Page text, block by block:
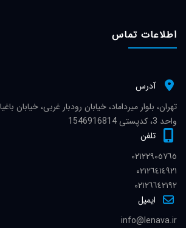
اطلاعات تماس
آدرس
واحد 3، کدپستی 1546916814
تلفن
٠٢١٢٢٩٠٥٧٦٥
٠٢١٢٦٤١٤٩٢١
٠٢١٢٦٦٤٢١٩٢
ایمیل
info@lenava.ir